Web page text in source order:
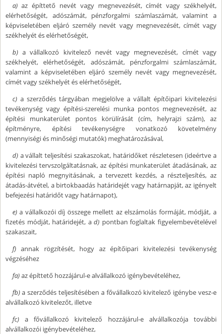
a)az építtető nevét vagy megnevezését, címét vagy székhelyét,
elérhetőségét, adószámát, pénzforgalmi számlaszámát, valamint a
képviseletében eljáró személy nevét vagy megnevezését, címét vagy
székhelyét és elérhetőségét,
b) a vállalkozó kivitelező nevét vagy megnevezését, címét vagy
székhelyét, elérhetőségét, adószámát, pénzforgalmi számlaszámát,
valamint a képviseletében eljáró személy nevét vagy megnevezését,
címét vagy székhelyét és elérhetőségét,
c) a szerződés tárgyában megjelölve a vállalt építőipari kivitelezési
tevékenység vagy építési-szerelési munka pontos megnevezését, az
építési munkaterület pontos körülírását (cím, helyrajzi szám), az
építményre, építési tevékenységre vonatkozó követelmény
(mennyiségi és minőségi mutatók) meghatározásával,
d) a vállalt teljesítési szakaszokat, határidőket részletesen (ideértve a
kivitelezési tervszolgáltatásnak, az építési munkaterület átadásának, az
építési napló megnyitásának, a tervezett kezdés, a részteljesítés, az
átadás-átvétel, a birtokbaadás határidejét vagy határnapját, az igényelt
befejezési határidőt vagy határnapot),
e)a vállalkozói díj összege mellett az elszámolás formáját, módját, a
fizetés módját, határidejét, ad) pontban foglaltak figyelembevételével
szakaszait,
f)annak rögzítését, hogy az építőipari kivitelezési tevékenység
végzéséhez
fa)az építtető hozzájárul-e alvállalkozó igénybevételéhez,
fb)a szerződés teljesítésében a fővállalkozó kivitelező igénybe vesz-e
alvállalkozó kivitelezőt, illetve
fc) a fővállalkozó kivitelező hozzájárul-e alvállalkozója további
alvállalkozói igénybevételéhez,